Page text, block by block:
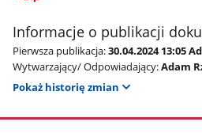
Informacje o publikacji
Pierwsza publikacja:30.04.2024 13:05
Wytwarzający/ Odpowiadający:Adam
Pokaż historię zmian